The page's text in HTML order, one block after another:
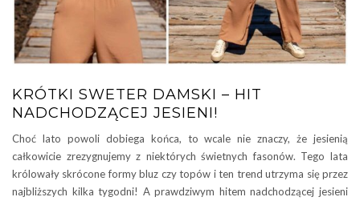
KRÓTKI SWETER DAMSKI – HIT
NADCHODZĄCEJ JESIENI!
Choć lato powoli dobiega końca, to wcale nie znaczy, że jesienią
całkowicie zrezygnujemy z niektórych świetnych fasonów. Tego lata
królowały skrócone formy bluz czy topów i ten trend utrzyma się przez
najbliższych kilka tygodni! A prawdziwym hitem nadchodzącej jesieni